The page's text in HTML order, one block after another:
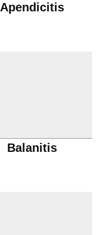
Apendicitis
Balanitis